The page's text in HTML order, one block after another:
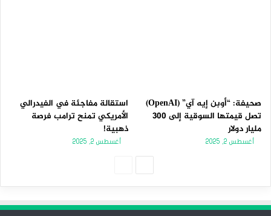
صحيفة: “أوبن إيه آي” (OpenAI)
تصل قيمتها السوقية إلى 300
مليار دولار
أغسطس 2, 2025
استقالة مفاجئة في الفيدرالي
الأمريكي تمنح ترامب فرصة
ذهبية!
أغسطس 2, 2025